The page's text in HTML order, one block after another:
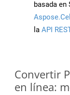
basada en
la API
Convertir
en línea: